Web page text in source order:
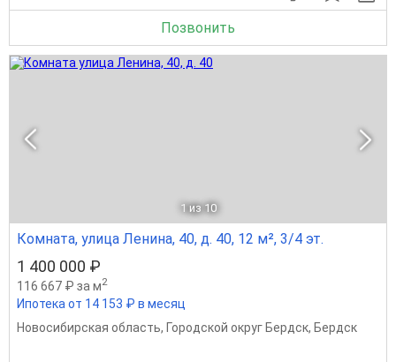
Позвонить
1 из 10
Комната, улица Ленина, 40, д. 40, 12 м², 3/4 эт.
1 400 000 ₽
116 667 ₽ за м2
Ипотека от 14 153 ₽ в месяц
Новосибирская область, Городской округ Бердск, Бердск